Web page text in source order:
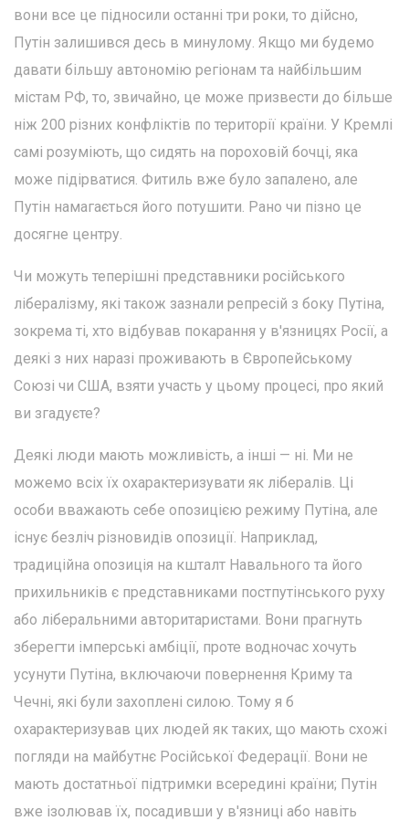
вони все це підносили останні три роки, то дійсно,
Путін залишився десь в минулому. Якщо ми будемо
давати більшу автономію регіонам та найбільшим
містам РФ, то, звичайно, це може призвести до більше
ніж 200 різних конфліктів по території країни. У Кремлі
самі розуміють, що сидять на пороховій бочці, яка
може підірватися. Фитиль вже було запалено, але
Путін намагається його потушити. Рано чи пізно це
досягне центру.
Чи можуть теперішні представники російського
лібералізму, які також зазнали репресій з боку Путіна,
зокрема ті, хто відбував покарання у в'язницях Росії, а
деякі з них наразі проживають в Європейському
Союзі чи США, взяти участь у цьому процесі, про який
ви згадуєте?
Деякі люди мають можливість, а інші — ні. Ми не
можемо всіх їх охарактеризувати як лібералів. Ці
особи вважають себе опозицією режиму Путіна, але
існує безліч різновидів опозиції. Наприклад,
традиційна опозиція на кшталт Навального та його
прихильників є представниками постпутінського руху
або ліберальними авторитаристами. Вони прагнуть
зберегти імперські амбіції, проте водночас хочуть
усунути Путіна, включаючи повернення Криму та
Чечні, які були захоплені силою. Тому я б
охарактеризував цих людей як таких, що мають схожі
погляди на майбутнє Російської Федерації. Вони не
мають достатньої підтримки всередині країни; Путін
вже ізолював їх, посадивши у в'язниці або навіть